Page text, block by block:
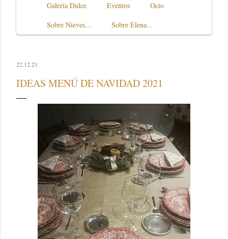
Galería Dulce
Eventos
Ocio
Sobre Nieves...
Sobre Elena...
22.12.21
IDEAS MENÚ DE NAVIDAD 2021